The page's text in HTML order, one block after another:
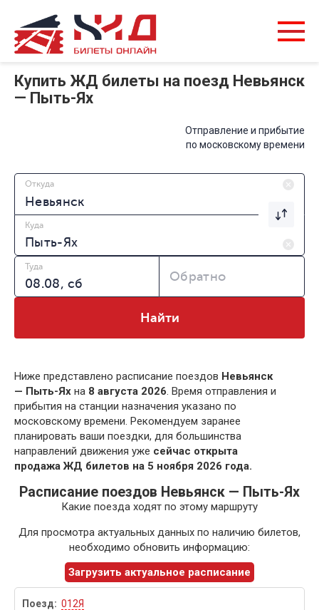
Купить ЖД билеты на поезд Невьянск
— Пыть-Ях
Отправление и прибытие
по московскому времени
Откуда
Куда
Туда
Обратно
Найти
Ниже представлено расписание поездов Невьянск
— Пыть-Ях на 8 августа 2026. Время отправления и
прибытия на станции назначения указано по
московскому времени. Рекомендуем заранее
планировать ваши поездки, для большинства
направлений движения уже сейчас открыта
продажа ЖД билетов на 5 ноября 2026 года.
Расписание поездов Невьянск — Пыть-Ях
Какие поезда ходят по этому маршруту
Для просмотра актуальных данных по наличию билетов,
необходимо обновить информацию:
Загрузить актуальное расписание
012Я